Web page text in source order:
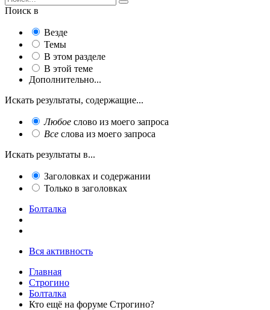
Поиск в
Везде
Темы
В этом разделе
В этой теме
Дополнительно...
Искать результаты, содержащие...
Любое слово из моего запроса
Все слова из моего запроса
Искать результаты в...
Заголовках и содержании
Только в заголовках
Болталка
Вся активность
Главная
Строгино
Болталка
Кто ещё на форуме Строгино?